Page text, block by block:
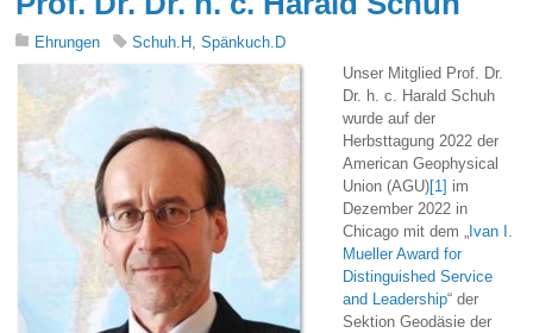
Ehrungen Schuh.H ,Spänkuch.D
Unser Mitglied Prof. Dr.
Dr. h. c. Harald Schuh
wurde auf der
Herbsttagung 2022 der
American Geophysical
Union (AGU)[1] im
Dezember 2022 in
Chicago mit dem „
Ivan I.
Mueller Award for
Distinguished Service
and Leadership“ der
Sektion Geodäsie der